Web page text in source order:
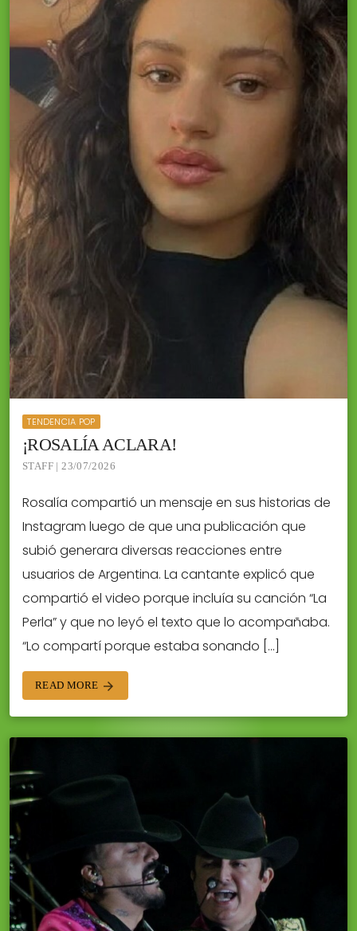
TENDENCIA POP
¡ROSALÍA ACLARA!
STAFF | 23/07/2026
Rosalía compartió un mensaje en sus historias de
Instagram luego de que una publicación que
subió generara diversas reacciones entre
usuarios de Argentina. La cantante explicó que
compartió el video porque incluía su canción “La
Perla” y que no leyó el texto que lo acompañaba.
“Lo compartí porque estaba sonando […]
READ MORE arrow_forward